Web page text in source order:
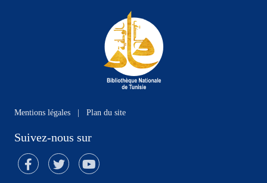
Mentions légales Plan du site
Suivez-nous sur